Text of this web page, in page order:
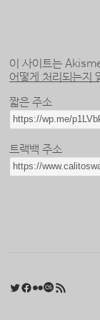
이 사이트는
어떻게 처리되는지
짧은 주소
트랙백 주소
Twitter
Facebook
FlickrLast.fm